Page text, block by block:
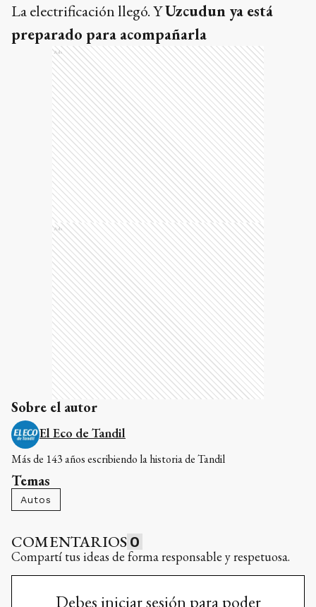
La electrificación llegó. YUzcudun ya está
preparado para acompañarla
Ads
Ads
Sobre el autor
El Eco de Tandil
Más de 143 años escribiendo la historia de Tandil
Temas
Autos
COMENTARIOS 0
Compartí tus ideas de forma responsable y respetuosa.
Debes iniciar sesión para poder